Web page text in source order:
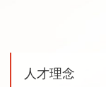
人才理念